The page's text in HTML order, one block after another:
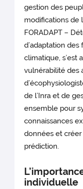
gestion des
modifications de
FORADAPT –
d’adaptation
climatique, s’est
vulnérabilité des
de l’Inra et de
ensemble pour
connaissances
données et
prédiction.
individuelle